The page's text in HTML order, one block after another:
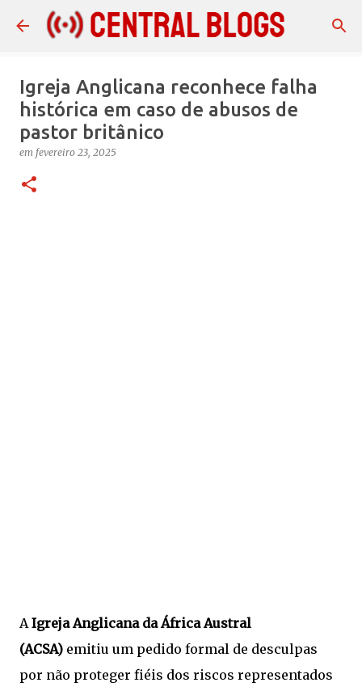
Pular para o conteúdo principal
Igreja Anglicana reconhece falha
histórica em caso de abusos de
pastor britânico
em fevereiro 23, 2025
AIgreja Anglicana da África Austral
(ACSA) emitiu um pedido formal de desculpas
por não proteger fiéis dos riscos representados